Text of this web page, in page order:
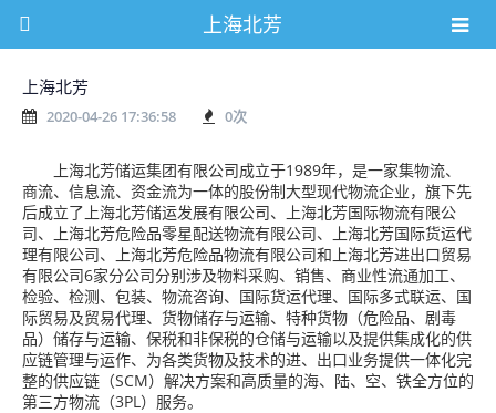
上海北芳
上海北芳
2020-04-26 17:36:58 0次
上海北芳储运集团有限公司成立于1989年，是一家集物流、
商流、信息流、资金流为一体的股份制大型现代物流企业，旗下先
后成立了上海北芳储运发展有限公司、上海北芳国际物流有限公
司、上海北芳危险品零星配送物流有限公司、上海北芳国际货运代
理有限公司、上海北芳危险品物流有限公司和上海北芳进出口贸易
有限公司6家分公司分别涉及物料采购、销售、商业性流通加工、
检验、检测、包装、物流咨询、国际货运代理、国际多式联运、国
际贸易及贸易代理、货物储存与运输、特种货物（危险品、剧毒
品）储存与运输、保税和非保税的仓储与运输以及提供集成化的供
应链管理与运作、为各类货物及技术的进、出口业务提供一体化完
整的供应链（SCM）解决方案和高质量的海、陆、空、铁全方位的
第三方物流（3PL）服务。